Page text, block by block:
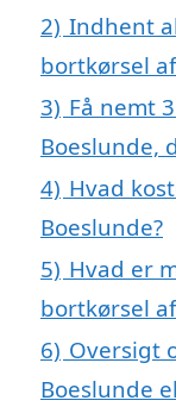
2) Indhent
bortkørsel
3) Få nemt
Boeslunde,
4) Hvad
Boeslunde?
5) Hvad er
bortkørsel
6) Oversigt
Boeslunde